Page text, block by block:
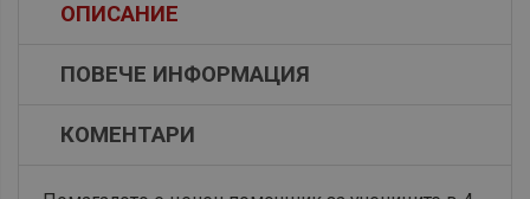
ОПИСАНИЕ
ПОВЕЧЕ ИНФОРМАЦИЯ
КОМЕНТАРИ